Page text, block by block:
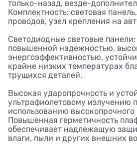
только-назад, везде-
Комплектность: световая
проводов, узел крепления на
Светодиодные световые
повышенной надежностью,
энергоэффективностью,
крайне низких температурах
трущихся деталей.
Высокая ударопрочность и
ультрафиолетовому излучению
использованию высокопрочного
Повышенная герметичность
обеспечивает надлежащую
влаги, пыли и других внешних